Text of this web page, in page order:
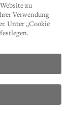
zu
Verwendung
Unter „Cookie